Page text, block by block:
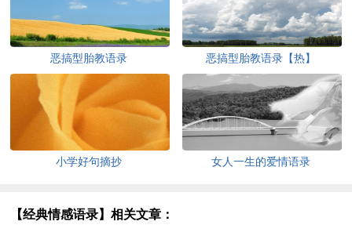
恶搞型胎教语录 恶搞型胎教语录【热】
小学好句摘抄 女人一生的爱情语录
【经典情感语录】相关文章：